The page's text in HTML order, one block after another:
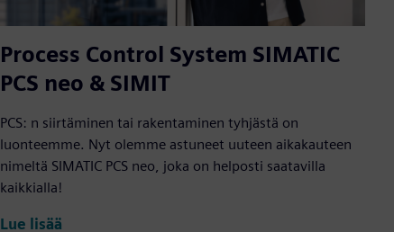
Process Control System SIMATIC
PCS neo & SIMIT
PCS: n siirtäminen tai rakentaminen tyhjästä on
luonteemme. Nyt olemme astuneet uuteen aikakauteen
nimeltä SIMATIC PCS neo, joka on helposti saatavilla
kaikkialla!
Lue lisää